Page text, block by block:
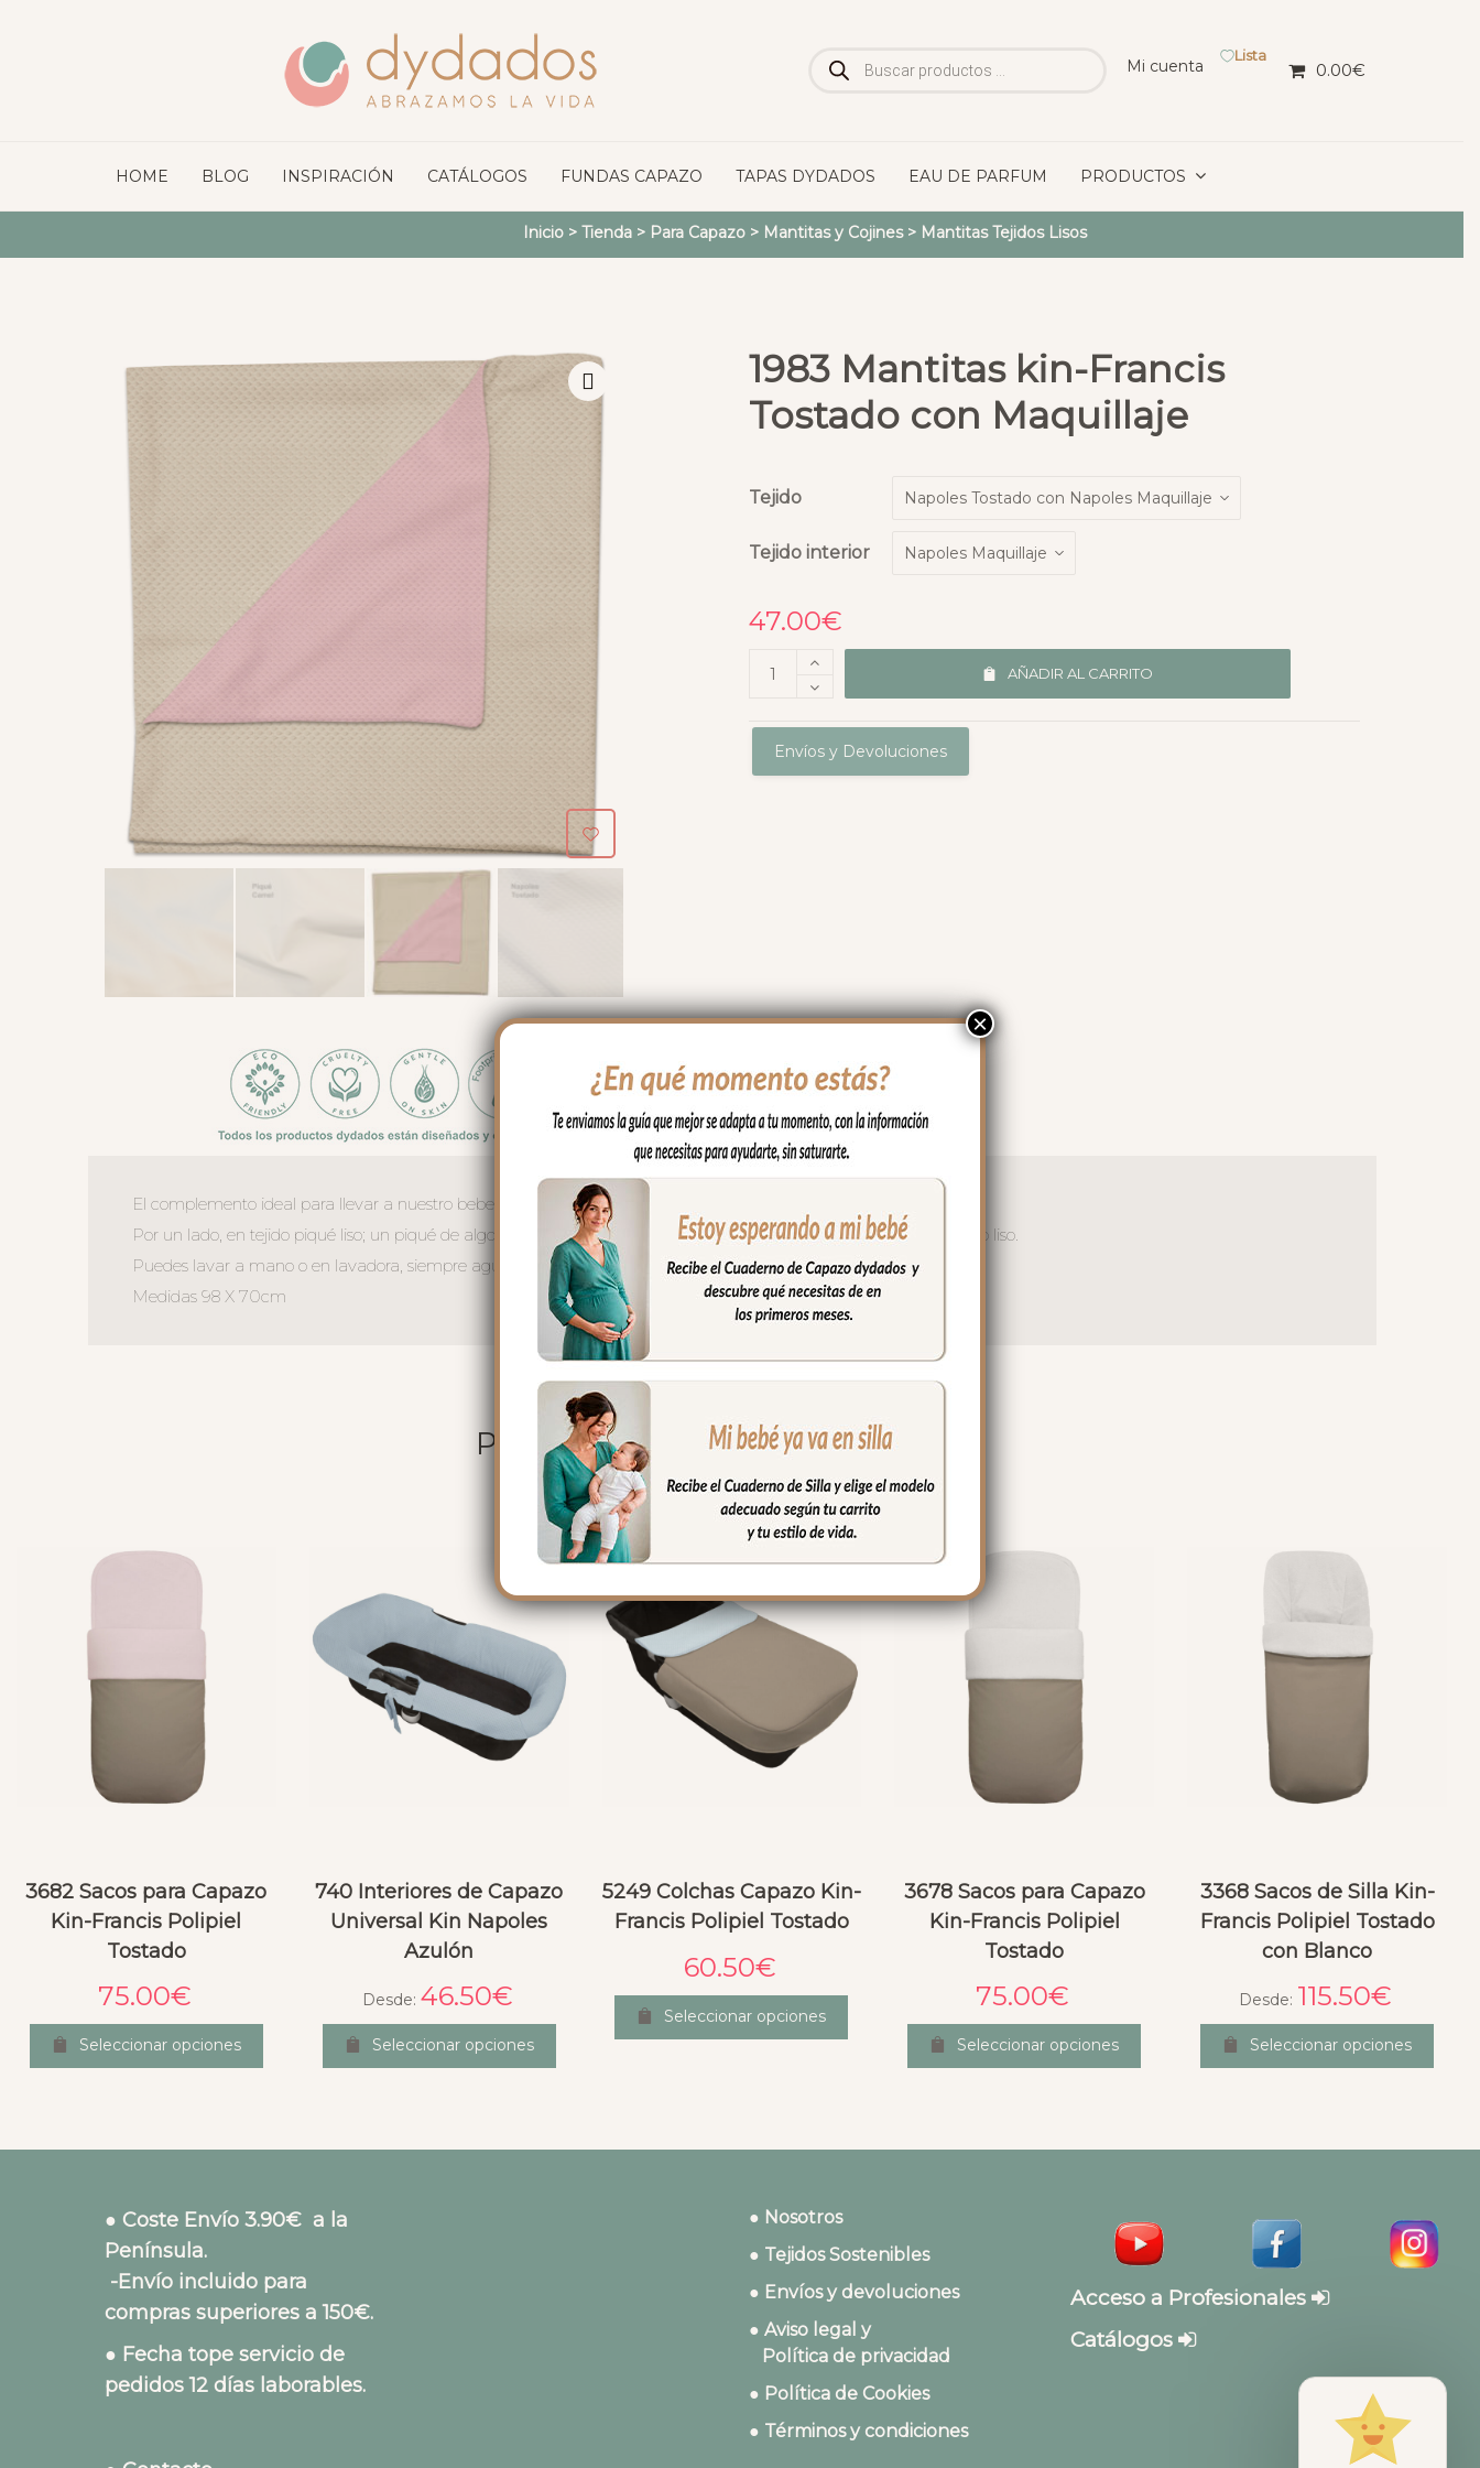
de
productos
Mi cuenta
Lista
0.00€
HOME BLOG INSPIRACIÓN CATÁLOGOS FUNDAS CAPAZO TAPAS DYDADOS EAU DE PARFUM PRODUCTOS
Inicio> Tienda> Para Capazo> Mantitas y Cojines> Mantitas Tejidos Lisos
1983 Mantitas kin-Francis
Tostado con Maquillaje
Tejido
Tejido interior
47.00€
AÑADIR AL CARRITO
Envíos y Devoluciones
El complemento ideal para llevar a nuestro bebe en brazos, para usar en el capazo o en la cuna.
Por un lado, en tejido piqué liso; un piqué de algodón y por el otro puedes elegir en piqué de algodón o en pelo corto liso.
Puedes lavar a mano o en lavadora, siempre agua fría, jabones no abrasivos y secado al natural.
Medidas 98 X 70cm
PRODUCTOS RELACIONADOS
3682 Sacos para Capazo
Kin-Francis Polipiel
Tostado
75.00€
Seleccionar opciones
740 Interiores de Capazo
Universal Kin Napoles
Azulón
Desde: 46.50€
Seleccionar opciones
5249 Colchas Capazo Kin-
Francis Polipiel Tostado
60.50€
Seleccionar opciones
3678 Sacos para Capazo
Kin-Francis Polipiel
Tostado
75.00€
Seleccionar opciones
3368 Sacos de Silla Kin-
Francis Polipiel Tostado
con Blanco
Desde: 115.50€
Seleccionar opciones
● Coste Envío 3.90€ a la
Península.
-Envío incluido para
compras superiores a 150€.
● Fecha tope servicio de
pedidos 12 días laborables.
● Nosotros
● Tejidos Sostenibles
● Envíos y devoluciones
● Aviso legal y
Política de privacidad
● Política de Cookies
● Términos y condiciones
Acceso a Profesionales
Catálogos
×